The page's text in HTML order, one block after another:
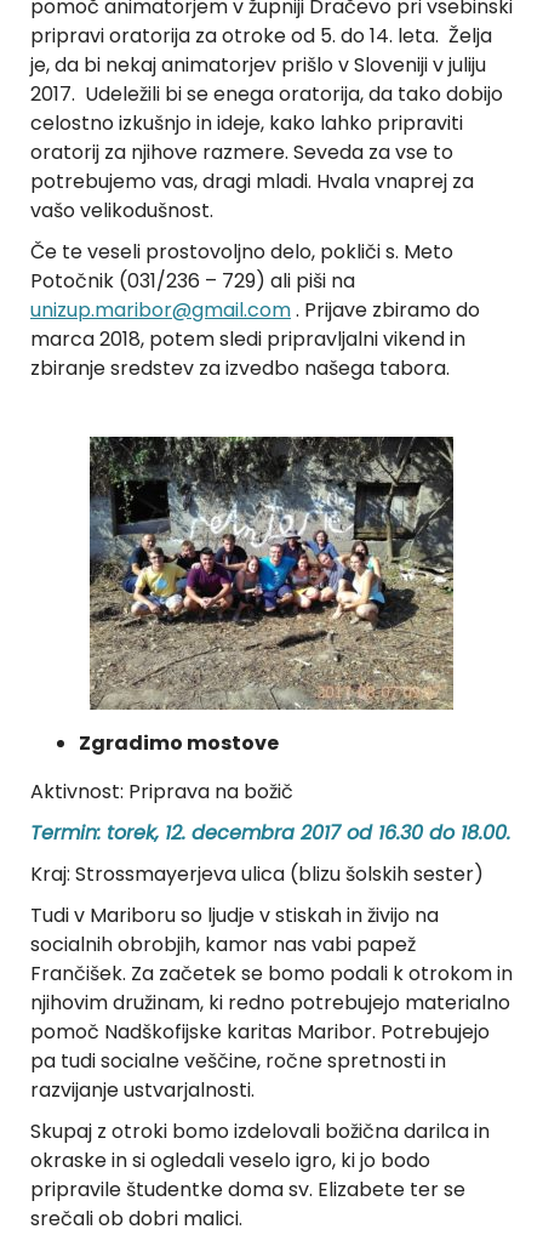
pomoč animatorjem v župniji Dračevo pri vsebinski
pripravi oratorija za otroke od 5. do 14. leta. Želja
je, da bi nekaj animatorjev prišlo v Sloveniji v juliju
2017. Udeležili bi se enega oratorija, da tako dobijo
celostno izkušnjo in ideje, kako lahko pripraviti
oratorij za njihove razmere. Seveda za vse to
potrebujemo vas, dragi mladi. Hvala vnaprej za
vašo velikodušnost.
Če te veseli prostovoljno delo, pokliči s. Meto
Potočnik (031/236 – 729) ali piši na
unizup.maribor@gmail.com. Prijave zbiramo do
marca 2018, potem sledi pripravljalni vikend in
zbiranje sredstev za izvedbo našega tabora.
Zgradimo mostove
Aktivnost: Priprava na božič
Termin: torek, 12. decembra 2017 od 16.30 do 18.00.
Kraj: Strossmayerjeva ulica (blizu šolskih sester)
Tudi v Mariboru so ljudje v stiskah in živijo na
socialnih obrobjih, kamor nas vabi papež
Frančišek. Za začetek se bomo podali k otrokom in
njihovim družinam, ki redno potrebujejo materialno
pomoč Nadškofijske karitas Maribor. Potrebujejo
pa tudi socialne veščine, ročne spretnosti in
razvijanje ustvarjalnosti.
Skupaj z otroki bomo izdelovali božična darilca in
okraske in si ogledali veselo igro, ki jo bodo
pripravile študentke doma sv. Elizabete ter se
srečali ob dobri malici.